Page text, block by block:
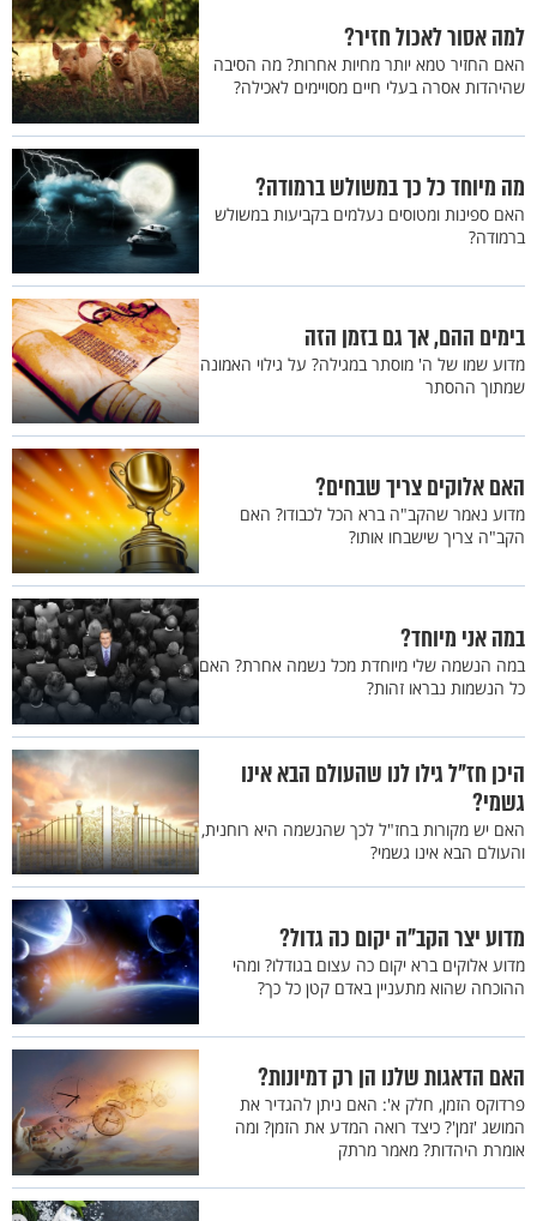
למה אסור לאכול חזיר?
האם החזיר טמא יותר מחיות אחרות? מה הסיבה
שהיהדות אסרה בעלי חיים מסויימים לאכילה?
מה מיוחד כל כך במשולש ברמודה?
האם ספינות ומטוסים נעלמים בקביעות במשולש
ברמודה?
בימים ההם, אך גם בזמן הזה
מדוע שמו של ה' מוסתר במגילה? על גילוי האמונה
שמתוך ההסתר
האם אלוקים צריך שבחים?
מדוע נאמר שהקב"ה ברא הכל לכבודו? האם
הקב"ה צריך שישבחו אותו?
במה אני מיוחד?
במה הנשמה שלי מיוחדת מכל נשמה אחרת? האם
כל הנשמות נבראו זהות?
היכן חז"ל גילו לנו שהעולם הבא אינו
גשמי?
האם יש מקורות בחז"ל לכך שהנשמה היא רוחנית,
והעולם הבא אינו גשמי?
מדוע יצר הקב"ה יקום כה גדול?
מדוע אלוקים ברא יקום כה עצום בגודלו? ומהי
ההוכחה שהוא מתעניין באדם קטן כל כך?
האם הדאגות שלנו הן רק דמיונות?
פרדוקס הזמן, חלק א': האם ניתן להגדיר את
המושג 'זמן'? כיצד רואה המדע את הזמן? ומה
אומרת היהדות? מאמר מרתק